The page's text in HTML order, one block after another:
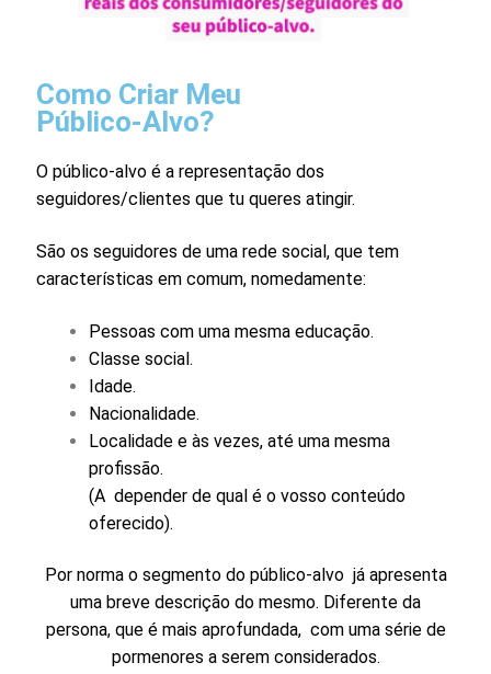
Como Criar Meu
Público-Alvo?
O público-alvo é a representação dos
seguidores/clientes que tu queres atingir.
São os seguidores de uma rede social, que tem
características em comum, nomedamente:
Pessoas com uma mesma educação.
Classe social.
Idade.
Nacionalidade.
Localidade e às vezes, até uma mesma
profissão.
(A depender de qual é o vosso conteúdo
oferecido).
Por norma o segmento do público-alvo já apresenta
uma breve descrição do mesmo. Diferente da
persona, que é mais aprofundada, com uma série de
pormenores a serem considerados.